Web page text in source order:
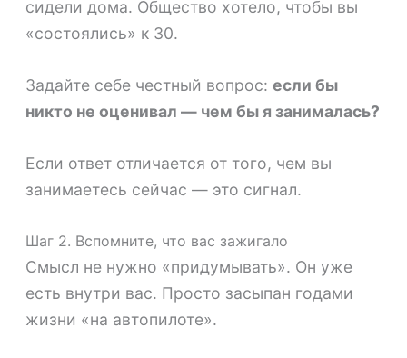
сидели дома. Общество хотело, чтобы вы
«состоялись» к 30.
Задайте себе честный вопрос:если бы
никто не оценивал — чем бы я занималась?
Если ответ отличается от того, чем вы
занимаетесь сейчас — это сигнал.
Шаг 2. Вспомните, что вас зажигало
Смысл не нужно «придумывать». Он уже
есть внутри вас. Просто засыпан годами
жизни «на автопилоте».